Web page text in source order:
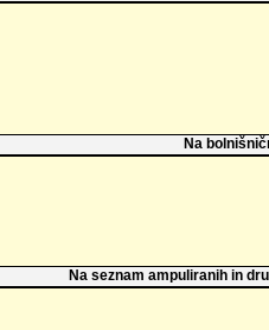
Na
Na seznam ampuliranih in